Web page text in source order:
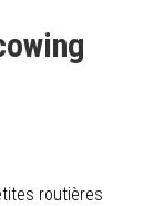
routières